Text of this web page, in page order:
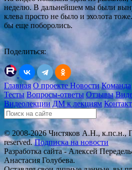
неделю. В дальнейшем мы были
клева просто не было и эхолота
бы еще поборолись.
Поделиться:
Главная О проектеНовости Команда
Тесты Вопросы-ответы Отзывы
Видеолекции ДМ к лекциям
© 2008-2026 Чистяков А.Н., к.пс.н.,
reserved.Подписка на новости
Разработка сайта - Алексей
Анастасия Голубева.